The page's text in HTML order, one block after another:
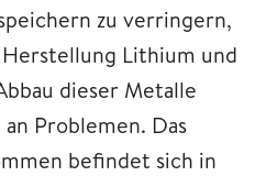
zu verringern,
Lithium und
dieser Metalle
Problemen. Das
befindet sich in